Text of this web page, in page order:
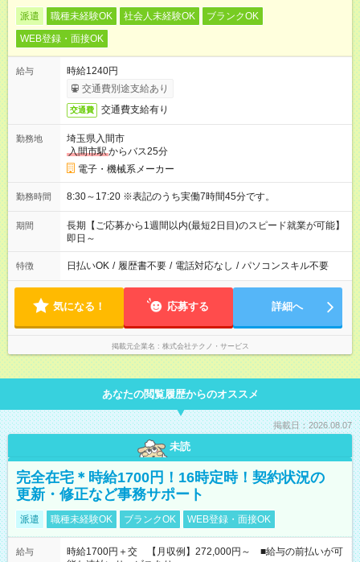
派遣 職種未経験OK 社会人未経験OK
ブランクOK
WEB登録・面接OK
給与
時給1240円
交通費別途支給あり
交通費 交通費支給有り
勤務地
埼玉県入間市
入間市駅からバス25分
電子・機械系メーカー
勤務時間 8:30～17:20 ※表記のうち実働7時間45分です。
期間
長期【ご応募から1週間以内(最短2日目)のスピード就業が可能】
即日～
特徴 日払いOK / 履歴書不要 / 電話対応なし / パソコンスキル不要
気になる！ 応募する 詳細へ
掲載元企業名 株式会社テクノ・サービス
あなたの閲覧履歴からのオススメ
掲載日：2026.08.07
未読
完全在宅＊時給1700円！16時定時！契約状況の
更新・修正など事務サポート
派遣 職種未経験OK ブランクOK WEB登録・面接OK
給与
時給1700円＋交 【月収例】272,000円～ ■給与の前払いが可